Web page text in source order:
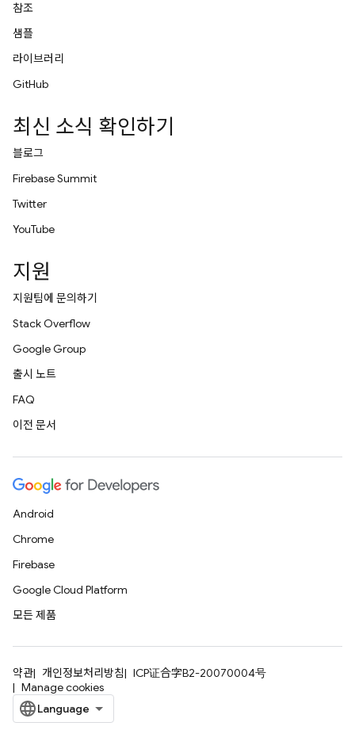
참조
샘플
라이브러리
GitHub
최신 소식 확인하기
블로그
Firebase Summit
Twitter
YouTube
지원
지원팀에 문의하기
Stack Overflow
Google Group
출시 노트
FAQ
이전 문서
Android
Chrome
Firebase
Google Cloud Platform
모든 제품
약관 개인정보처리방침
ICP证合字B2-20070004号
Manage cookies